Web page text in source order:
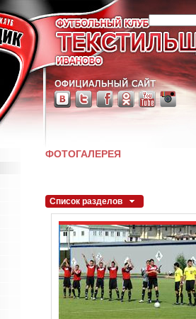
ФОТОГАЛЕРЕЯ
Список разделов